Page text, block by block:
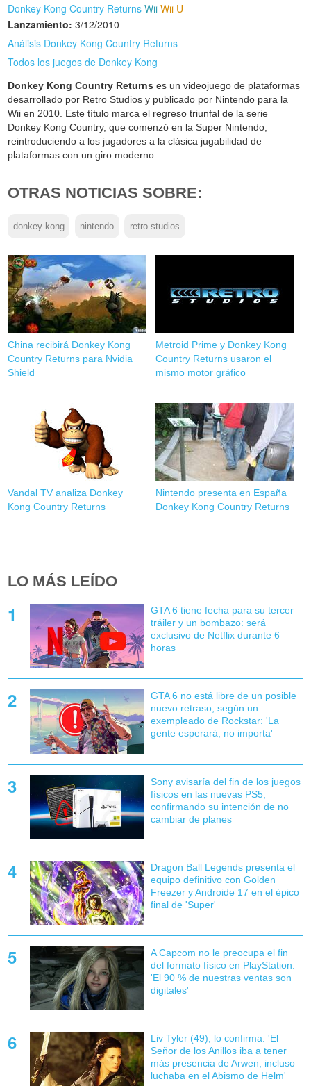
Donkey Kong Country Returns Wii Wii U
Lanzamiento: 3/12/2010
Análisis Donkey Kong Country Returns
Todos los juegos de Donkey Kong
Donkey Kong Country Returns es un videojuego de plataformas
desarrollado por Retro Studios y publicado por Nintendo para la
Wii en 2010. Este título marca el regreso triunfal de la serie
Donkey Kong Country, que comenzó en la Super Nintendo,
reintroduciendo a los jugadores a la clásica jugabilidad de
plataformas con un giro moderno.
OTRAS NOTICIAS SOBRE:
donkey kong nintendo retro studios
China recibirá Donkey Kong
Country Returns para Nvidia
Shield
Metroid Prime y Donkey Kong
Country Returns usaron el
mismo motor gráfico
Vandal TV analiza Donkey
Kong Country Returns
Nintendo presenta en España
Donkey Kong Country Returns
LO MÁS LEÍDO
GTA 6 tiene fecha para su tercer
tráiler y un bombazo: será
exclusivo de Netflix durante 6
horas
GTA 6 no está libre de un posible
nuevo retraso, según un
exempleado de Rockstar: 'La
gente esperará, no importa'
Sony avisaría del fin de los juegos
físicos en las nuevas PS5,
confirmando su intención de no
cambiar de planes
Dragon Ball Legends presenta el
equipo definitivo con Golden
Freezer y Androide 17 en el épico
final de 'Super'
A Capcom no le preocupa el fin
del formato físico en PlayStation:
'El 90 % de nuestras ventas son
digitales'
Liv Tyler (49), lo confirma: 'El
Señor de los Anillos iba a tener
más presencia de Arwen, incluso
luchaba en el Abismo de Helm'